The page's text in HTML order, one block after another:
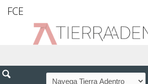
FCE